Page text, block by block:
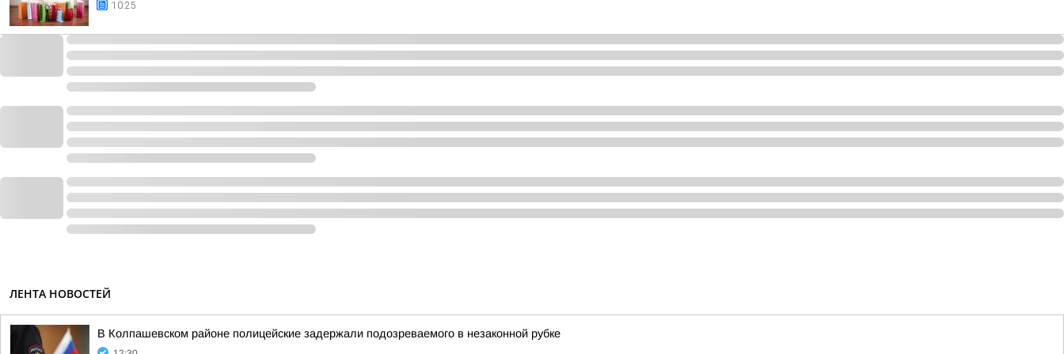
10:25
ЛЕНТА НОВОСТЕЙ
В Колпашевском районе полицейские задержали подозреваемого в незаконной рубке